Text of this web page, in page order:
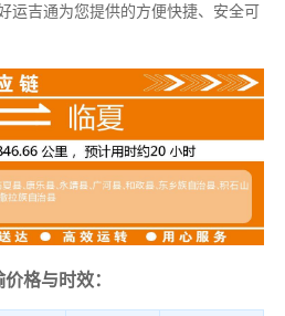
运吉通为您提供的方便快捷、安全可
格与时效：